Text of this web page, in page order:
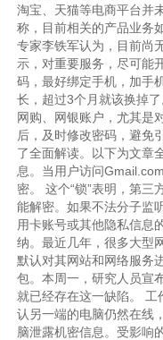
淘宝、天猫等电商平台并
称，目前相关的产品业务
专家李铁军认为，目前尚
示，对重要服务，尽可能
码，最好绑定手机，加手
长，超过3个月就该换掉
网购、网银账户，尤其是
后，及时修改密码，避免
了全面解读。以下为文章
息。当用户访问
密。 这个“锁”表明，第
能解密。如果不法分子监
用卡账号或其他隐私信息
纳。最近几年，很多大型
默认对其网站和网络服务
包。本周一，研究人员宣
就已经存在这一缺陷。 工
认另一端的电脑仍然在线
脑泄露机密信息。受影响